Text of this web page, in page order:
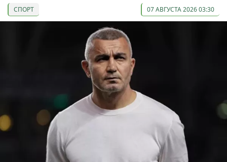
СПОРТ 07 АВГУСТА 2026 03:30